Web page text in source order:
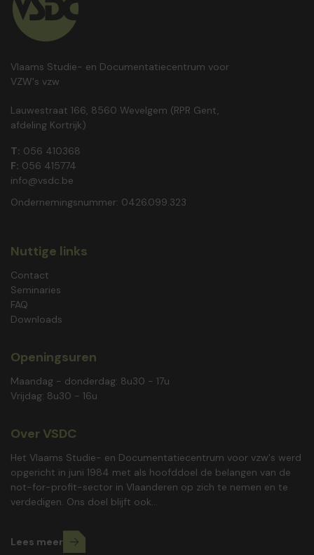
Vlaams Studie- en Documentatiecentrum voor
VZW's vzw
Lauwestraat 166, 8560 Wevelgem (RPR Gent,
afdeling Kortrijk)
T: 056 410368
F: 056 415774
info@vsdc.be
Ondernemingsnummer: 0426.099.323
Nuttige links
Contact
Seminaries
FAQ
Downloads
Openingsuren
Maandag - donderdag: 8u30 - 17u
Vrijdag: 8u30 - 16u
Over VSDC
Het Vlaams Studie- en Documentatiecentrum voor vzw's werd
opgericht in juni 1984 met als hoofddoel de belangen van de
not-for-profit-sector in Vlaanderen op zich te nemen en te
verdedigen. Ons doel blijft ook...
Lees meer